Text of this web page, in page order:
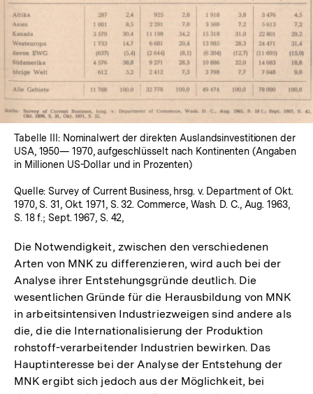
In
Lightbox
öffnen
Tabelle III: Nominalwert der direkten Auslandsinvestitionen der
USA, 1950— 1970, aufgeschlüsselt nach Kontinenten (Angaben
in Millionen US-Dollar und in Prozenten)
Quelle: Survey of Current Business, hrsg. v. Department of Okt.
1970, S. 31, Okt. 1971, S. 32. Commerce, Wash. D. C., Aug. 1963,
S. 18 f.; Sept. 1967, S. 42,
Die Notwendigkeit, zwischen den verschiedenen
Arten von MNK zu differenzieren, wird auch bei der
Analyse ihrer Entstehungsgründe deutlich. Die
wesentlichen Gründe für die Herausbildung von MNK
in arbeitsintensiven Industriezweigen sind andere als
die, die die Internationalisierung der Produktion
rohstoff-verarbeitender Industrien bewirken. Das
Hauptinteresse bei der Analyse der Entstehung der
MNK ergibt sich jedoch aus der Möglichkeit, bei